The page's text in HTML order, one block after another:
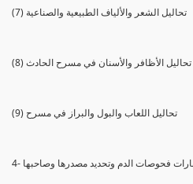
(7) تحاليل الشعر والألياف الطبيعية والصناعية
(8) تحاليل الأظافر والأسنان في مسرح الحادث
(9) تحاليل اللعاب والبول والبراز في مسرح
فحوصات الدم وتحديد مصدرها وصاحبها